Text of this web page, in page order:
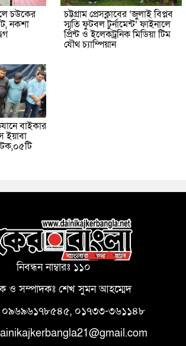
চউকের
নকশা
চট্টগ্রাম প্রেসক্লাবের ‘জুলাই বিপ্লব
স্মৃতি ফুটবল টুর্নামেন্ট’ ফাইনালে
প্রিন্ট ও ইলেকট্রনিক মিডিয়া টিম
যৌথ চ্যাম্পিয়ান
বাইকার
ইয়াবা
নিবন্ধন নাম্বারঃ ১১০
ও সম্পাদকঃ শেখ সুমন আহম্মেদ
০৯৬৯৬১৭৮৫৪৫, ০১৭৩৩-৩৬১১৪৮